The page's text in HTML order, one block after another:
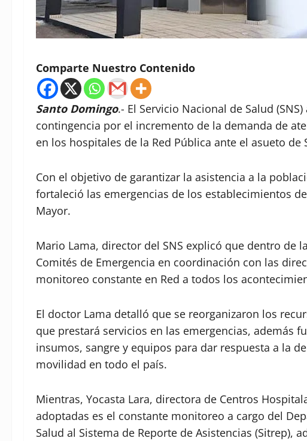
Comparte Nuestro Contenido
Santo Domingo.- El Servicio Nacional de Salud
contingencia por el incremento de la demanda de
en los hospitales de la Red Pública ante el asueto de
Con el objetivo de garantizar la asistencia a la
fortaleció las emergencias de los establecimientos
Mayor.
Mario Lama, director del SNS explicó que dentro de
Comités de Emergencia en coordinación con las
monitoreo constante en Red a todos los
El doctor Lama detalló que se reorganizaron los
que prestará servicios en las emergencias, además
insumos, sangre y equipos para dar respuesta a la
movilidad en todo el país.
Mientras, Yocasta Lara, directora de Centros
adoptadas es el constante monitoreo a cargo del
Salud al Sistema de Reporte de Asistencias (Sitrep),